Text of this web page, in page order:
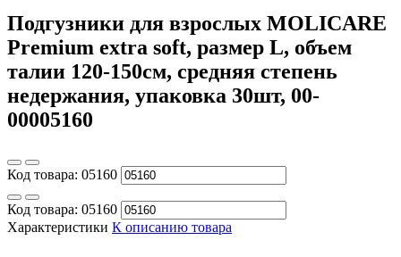
Подгузники для взрослых MOLICARE
Premium extra soft, размер L, объем
талии 120-150см, средняя степень
недержания, упаковка 30шт, 00-
00005160
Код товара: 05160
Код товара: 05160
Характеристики К описанию товара